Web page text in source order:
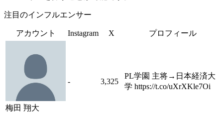
注目のインフルエンサー
アカウント Instagram X プロフィール
梅田 翔大
- 3,325
PL学園 主将→日本経済大
学 https://t.co/uXrXKle7Oi